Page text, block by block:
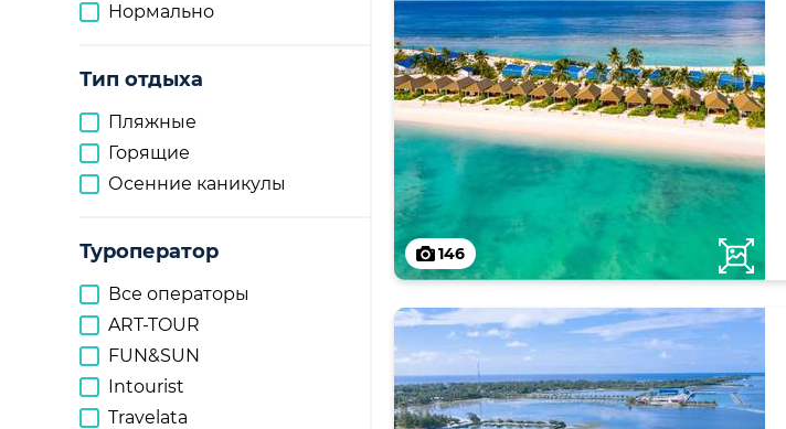
Нормально
Тип отдыха
Пляжные
Горящие
Осенние каникулы
Туроператор
Все операторы
ART-TOUR
FUN&SUN
Intourist
Travelata
146